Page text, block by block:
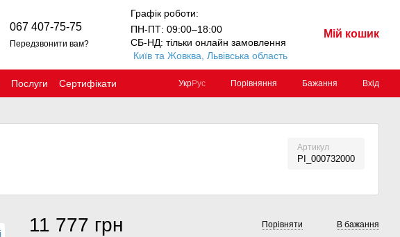
067 407-75-75
Передзвонити вам?
Графік роботи:
ПН-ПТ: 09:00–18:00
СБ-НД: тільки онлайн замовлення
Київ та Жовква, Львівська область
Мій кошик
Послуги
Сертифікати
УкрРус Порівняння Бажання Вхід
Артикул
PI_000732000
11 777 грн Порівняти В бажання